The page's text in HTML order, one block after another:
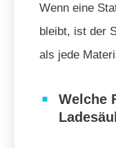
Wenn eine
bleibt, ist der
als jede
Welche